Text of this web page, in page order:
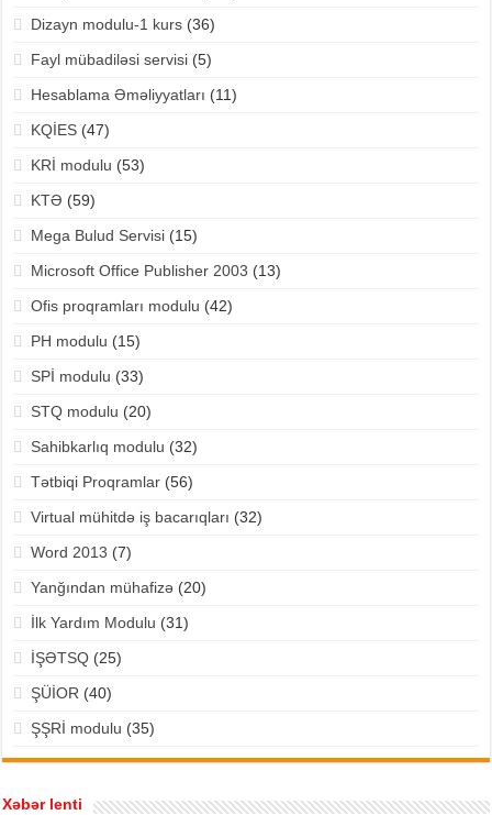
Dizayn modulu-1 kurs(36)
Fayl mübadiləsi servisi(5)
Hesablama Əməliyyatları (11)
KQİES(47)
KRİ modulu (53)
KTƏ (59)
Mega Bulud Servisi(15)
Microsoft Office Publisher 2003 (13)
Ofis proqramları modulu (42)
PH modulu (15)
SPİ modulu (33)
STQ modulu (20)
Sahibkarlıq modulu (32)
Tətbiqi Proqramlar(56)
Virtual mühitdə iş bacarıqları (32)
Word 2013 (7)
Yanğından mühafizə(20)
İlk Yardım Modulu (31)
İŞƏTSQ(25)
ŞÜİOR (40)
ŞŞRİ modulu (35)
Xəbər lenti